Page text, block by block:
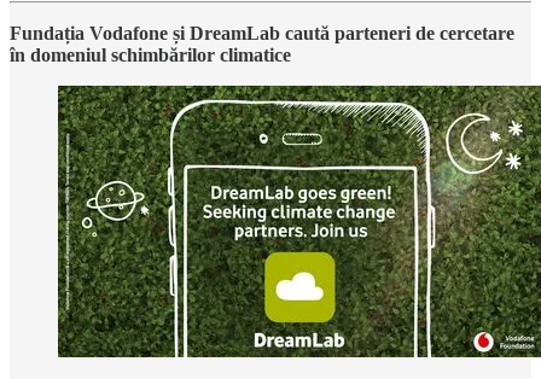
Fundația Vodafone și DreamLab caută parteneri de cercetare
în domeniul schimbărilor climatice